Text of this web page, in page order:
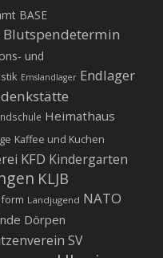
BASE
Blutspendetermin
und
Emslandlager Endlager
Heimathaus
Kaffee und Kuchen
KFD Kindergarten
KLJB
Landjugend NATO
Dörpen
SV